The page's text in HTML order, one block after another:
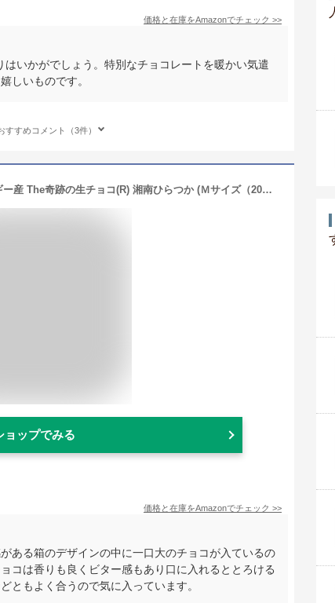
価格と在庫をAmazonでチェック >>
いかがでしょう。特別なチョコレートを暖かい気遣
しいものです。
すすめコメント（3件）
【生チョコ生みの親 小林正和監修】ベルギー産 The奇跡の生チョコ(R) 湘南ひらつか (Ｍサイズ（20粒）)
ョップでみる
価格と在庫をAmazonでチェック >>
ある箱のデザインの中に一口大のチョコが入ているの
コは香りも良くビター感もあり口に入れるととろける
ともよく合うので気に入っています。